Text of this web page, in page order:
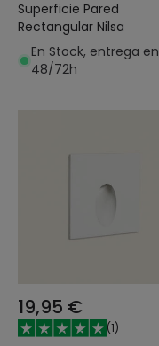
Superficie Pared
Rectangular Nilsa
En Stock, entrega en
48/72h
19,95 €
(1)